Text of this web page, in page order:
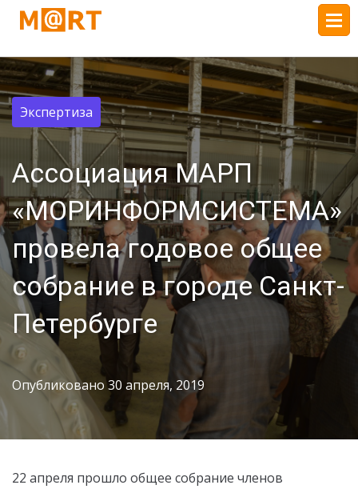
Экспертиза
Ассоциация МАРП
«МОРИНФОРМСИСТЕМА»
провела годовое общее
собрание в городе Санкт-
Петербурге
Опубликовано30 апреля, 2019
22 апреля прошло общее собрание членов